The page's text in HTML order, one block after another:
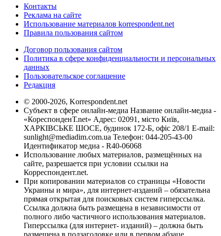
Контакты
Реклама на сайте
Использование материалов korrespondent.net
Правила пользования сайтом
Договор пользования сайтом
Политика в сфере конфиденциальности и персональных
данных
Пользовательское соглашение
Редакция
© 2000-2026, Korrespondent.net
Субъект в сфере онлайн-медиа Название онлайн-медиа -
«КореспонденТ.net» Адрес: 02091, місто Київ,
ХАРКІВСЬКЕ ШОСЕ, будинок 172-Б, офіс 208/1 E-mail:
sunlight@mediadim.com.ua Телефон: 044-205-43-00
Идентификатор медиа - R40-06068
Использование любых материалов, размещённых на
сайте, разрешается при условии ссылки на
Корреспондент.net.
При копировании материалов со страницы «Новости
Украины и мира», для интернет-изданий – обязательна
прямая открытая для поисковых систем гиперссылка.
Ссылка должна быть размещена в независимости от
полного либо частичного использования материалов.
Гиперссылка (для интернет- изданий) – должна быть